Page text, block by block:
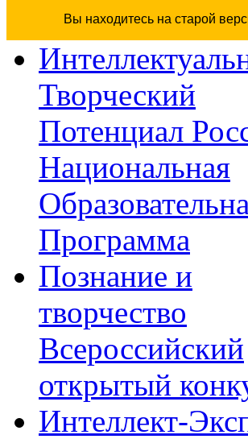
Вы находитесь на старой
Творческий
Потенциал
Национальная
Программа
Познание и
творчество
Всероссийский
открытый
Интеллект-